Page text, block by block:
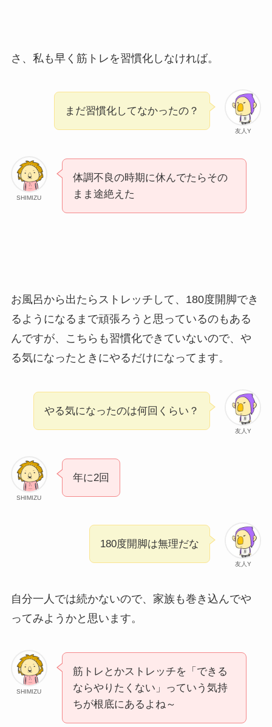
さ、私も早く筋トレを習慣化しなければ。
友人Y
まだ習慣化してなかったの？
SHIMIZU
体調不良の時期に休んでたらその
まま途絶えた
お風呂から出たらストレッチして、180度開脚でき
るようになるまで頑張ろうと思っているのもある
んですが、こちらも習慣化できていないので、や
る気になったときにやるだけになってます。
友人Y
やる気になったのは何回くらい？
SHIMIZU
年に2回
友人Y
180度開脚は無理だな
自分一人では続かないので、家族も巻き込んでや
ってみようかと思います。
SHIMIZU
筋トレとかストレッチを「できる
ならやりたくない」っていう気持
ちが根底にあるよね～